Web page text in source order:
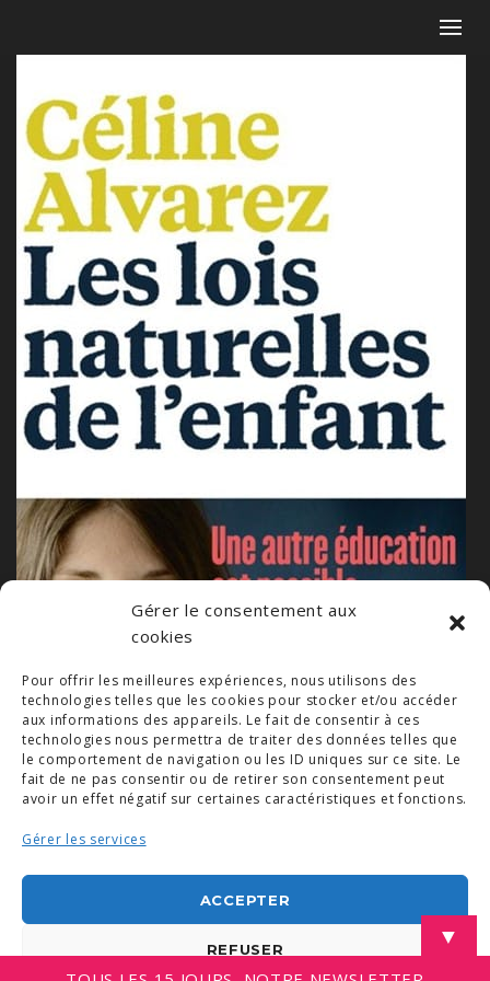
Gérer le consentement aux
cookies
Pour offrir les meilleures expériences, nous utilisons des
technologies telles que les cookies pour stocker et/ou accéder
aux informations des appareils. Le fait de consentir à ces
technologies nous permettra de traiter des données telles que
le comportement de navigation ou les ID uniques sur ce site. Le
fait de ne pas consentir ou de retirer son consentement peut
avoir un effet négatif sur certaines caractéristiques et fonctions.
Gérer les services
ACCEPTER
REFUSER
© COPYRIGHT 2019. DEMAIN -
-CONDITIONS GÉNÉRALES
▼